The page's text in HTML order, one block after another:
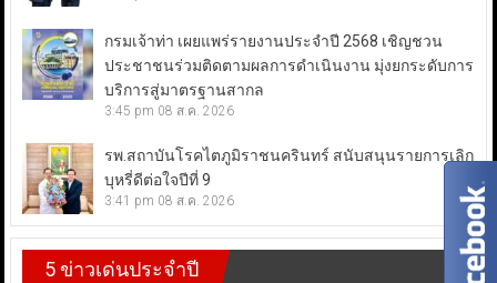
กรมเจ้าท่า เผยแพร่รายงานประจำปี 2568 เชิญชวน
ประชาชนร่วมติดตามผลการดำเนินงาน มุ่งยกระดับการ
บริการสู่มาตรฐานสากล
3:45 pm 08 ส.ค. 2026
รพ.สถาบันโรคไตภูมิราชนครินทร์ สนับสนุนรายการเลิก
บุหรี่ดีต่อใจปีที่ 9
3:41 pm 08 ส.ค. 2026
5 ข่าวเด่นประจำปี